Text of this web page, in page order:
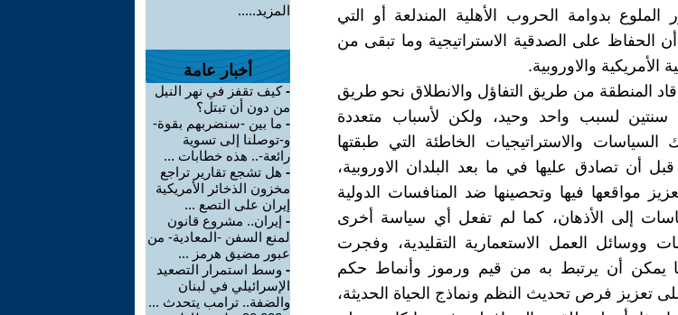
الملوع بدوامة الحروب الأهلية المندلعة أو التي
الحفاظ على الصدقية الاستراتيجية وما تبقى من
الأمريكية والاوروبية.
قاد المنطقة من طريق التفاؤل والانطلاق نحو طريق
لسبب واحد وحيد، ولكن لأسباب متعددة
والاستراتيجيات الخاطئة التي طبقتها
أن تصادق عليها في ما بعد البلدان الاوروبية،
مواقعها فيها وتحصينها ضد المنافسات الدولية
إلى الأذهان، كما لم تفعل أي سياسة أخرى
ووسائل العمل الاستعمارية التقليدية، وفجرت
يمكن أن يرتبط به من قيم ورموز وأنماط حكم
تعزيز فرص تحديث النظم ونماذج الحياة الحديثة،
المزيد.....
أخبار عامة
-كيف تقفز في نهر النيل
من دون أن تبتل؟
- ما بين -سنضربهم بقوة-
و-توصلنا إلى تسوية
رائعة-.. هذه خطابات ...
- هل تشجع تقارير تراجع
مخزون الذخائر الأمريكية
إيران على التصع ...
- إيران.. مشروع قانون
لمنع السفن -المعادية- من
عبور مضيق هرمز ...
- وسط استمرار التصعيد
الإسرائيلي في لبنان
والضفة.. ترامب يتحدث ...